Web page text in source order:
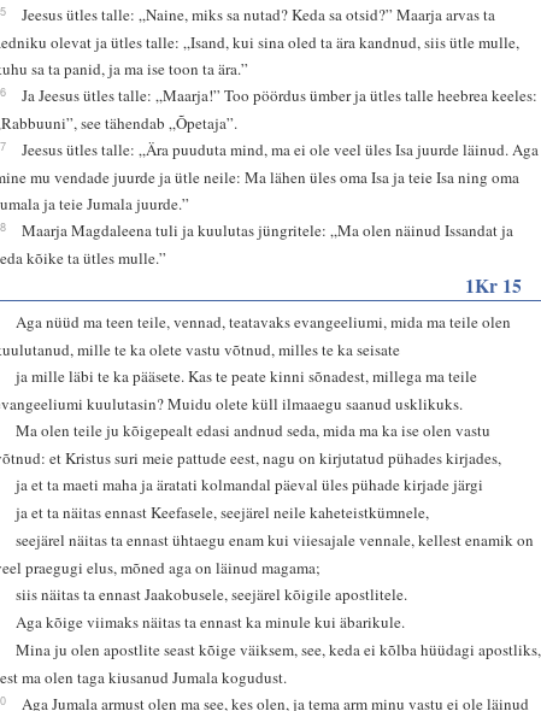
Jeesus ütles talle: „Naine, miks sa nutad? Keda sa otsid?” Maarja arvas ta
olevat ja ütles talle: „Isand, kui sina oled ta ära kandnud, siis ütle mulle,
sa ta panid, ja ma ise toon ta ära.”
Ja Jeesus ütles talle: „Maarja!” Too pöördus ümber ja ütles talle heebrea keeles:
see tähendab „Õpetaja”.
Jeesus ütles talle: „Ära puuduta mind, ma ei ole veel üles Isa juurde läinud. Aga
mu vendade juurde ja ütle neile: Ma lähen üles oma Isa ja teie Isa ning oma
ja teie Jumala juurde.”
Maarja Magdaleena tuli ja kuulutas jüngritele: „Ma olen näinud Issandat ja
kõike ta ütles mulle.”
1Kr 15
Aga nüüd ma teen teile, vennad, teatavaks evangeeliumi, mida ma teile olen
mille te ka olete vastu võtnud, milles te ka seisate
ja mille läbi te ka pääsete. Kas te peate kinni sõnadest, millega ma teile
kuulutasin? Muidu olete küll ilmaaegu saanud usklikuks.
Ma olen teile ju kõigepealt edasi andnud seda, mida ma ka ise olen vastu
et Kristus suri meie pattude eest, nagu on kirjutatud pühades kirjades,
ja et ta maeti maha ja äratati kolmandal päeval üles pühade kirjade järgi
ja et ta näitas ennast Keefasele, seejärel neile kaheteistkümnele,
seejärel näitas ta ennast ühtaegu enam kui viiesajale vennale, kellest enamik on
praegugi elus, mõned aga on läinud magama;
siis näitas ta ennast Jaakobusele, seejärel kõigile apostlitele.
Aga kõige viimaks näitas ta ennast ka minule kui äbarikule.
Mina ju olen apostlite seast kõige väiksem, see, keda ei kõlba hüüdagi apostliks,
ma olen taga kiusanud Jumala kogudust.
Aga Jumala armust olen ma see, kes olen, ja tema arm minu vastu ei ole läinud